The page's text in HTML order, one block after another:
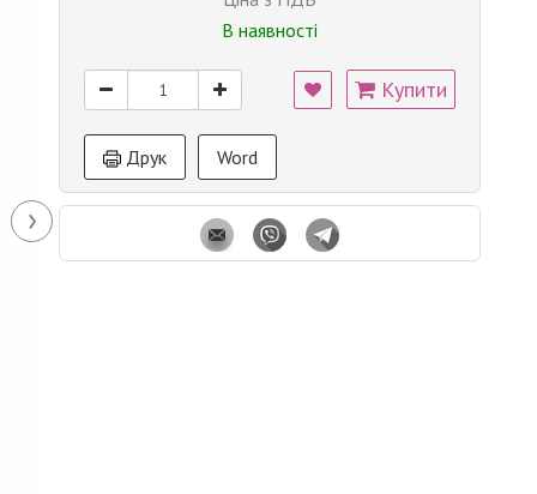
›
В наявності
Купити
Друк Word